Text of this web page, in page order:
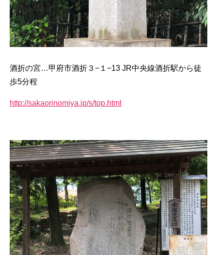
酒折の宮…甲府市酒折３−１−13 JR中央線酒折駅から徒
歩5分程
http://sakaorinomiya.jp/s/top.html